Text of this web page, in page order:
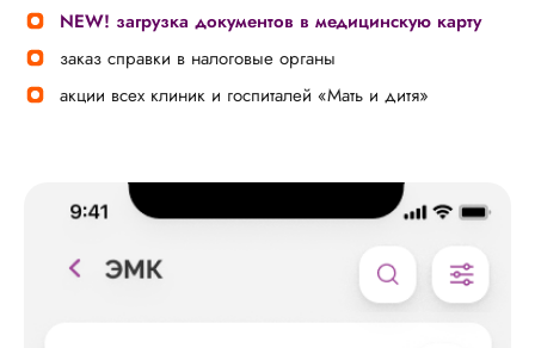
NEW! загрузка документов в медицинскую карту
заказ справки в налоговые органы
акции всех клиник и госпиталей «Мать и дитя»